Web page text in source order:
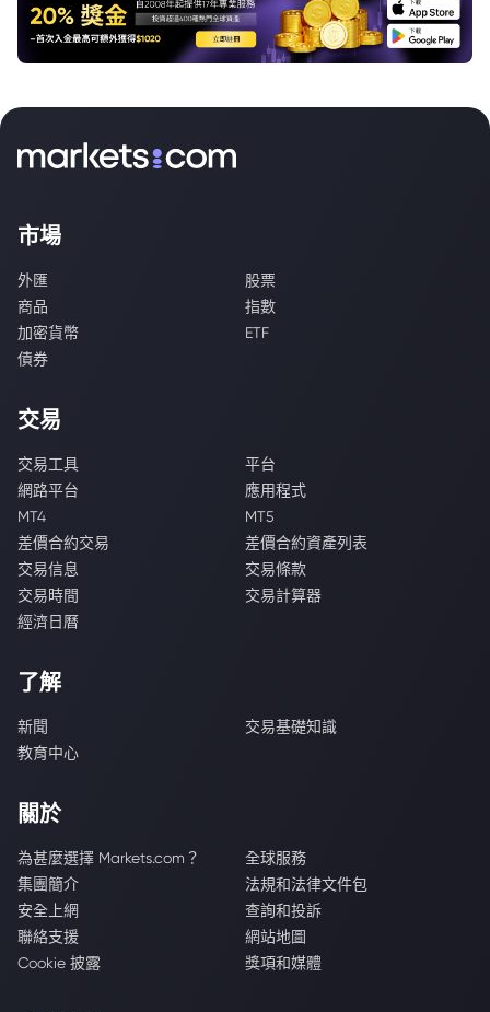
市場
外匯
股票
商品
指數
加密貨幣
ETF
債券
交易
交易工具
平台
網路平台
應用程式
MT4
MT5
差價合約交易
差價合約資產列表
交易信息
交易條款
交易時間
交易計算器
經濟日曆
了解
新聞
交易基礎知識
教育中心
關於
為甚麼選擇 Markets.com？
全球服務
集團簡介
法規和法律文件包
安全上網
查詢和投訴
聯絡支援
網站地圖
Cookie 披露
獎項和媒體